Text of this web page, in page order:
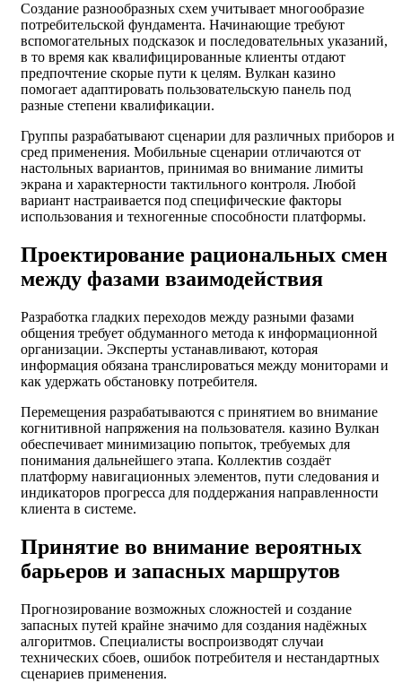
Создание разнообразных схем учитывает многообразие
потребительской фундамента. Начинающие требуют
вспомогательных подсказок и последовательных указаний,
в то время как квалифицированные клиенты отдают
предпочтение скорые пути к целям. Вулкан казино
помогает адаптировать пользовательскую панель под
разные степени квалификации.
Группы разрабатывают сценарии для различных приборов и
сред применения. Мобильные сценарии отличаются от
настольных вариантов, принимая во внимание лимиты
экрана и характерности тактильного контроля. Любой
вариант настраивается под специфические факторы
использования и техногенные способности платформы.
Проектирование рациональных смен
между фазами взаимодействия
Разработка гладких переходов между разными фазами
общения требует обдуманного метода к информационной
организации. Эксперты устанавливают, которая
информация обязана транслироваться между мониторами и
как удержать обстановку потребителя.
Перемещения разрабатываются с принятием во внимание
когнитивной напряжения на пользователя. казино Вулкан
обеспечивает минимизацию попыток, требуемых для
понимания дальнейшего этапа. Коллектив создаёт
платформу навигационных элементов, пути следования и
индикаторов прогресса для поддержания направленности
клиента в системе.
Принятие во внимание вероятных
барьеров и запасных маршрутов
Прогнозирование возможных сложностей и создание
запасных путей крайне значимо для создания надёжных
алгоритмов. Специалисты воспроизводят случаи
технических сбоев, ошибок потребителя и нестандартных
сценариев применения.